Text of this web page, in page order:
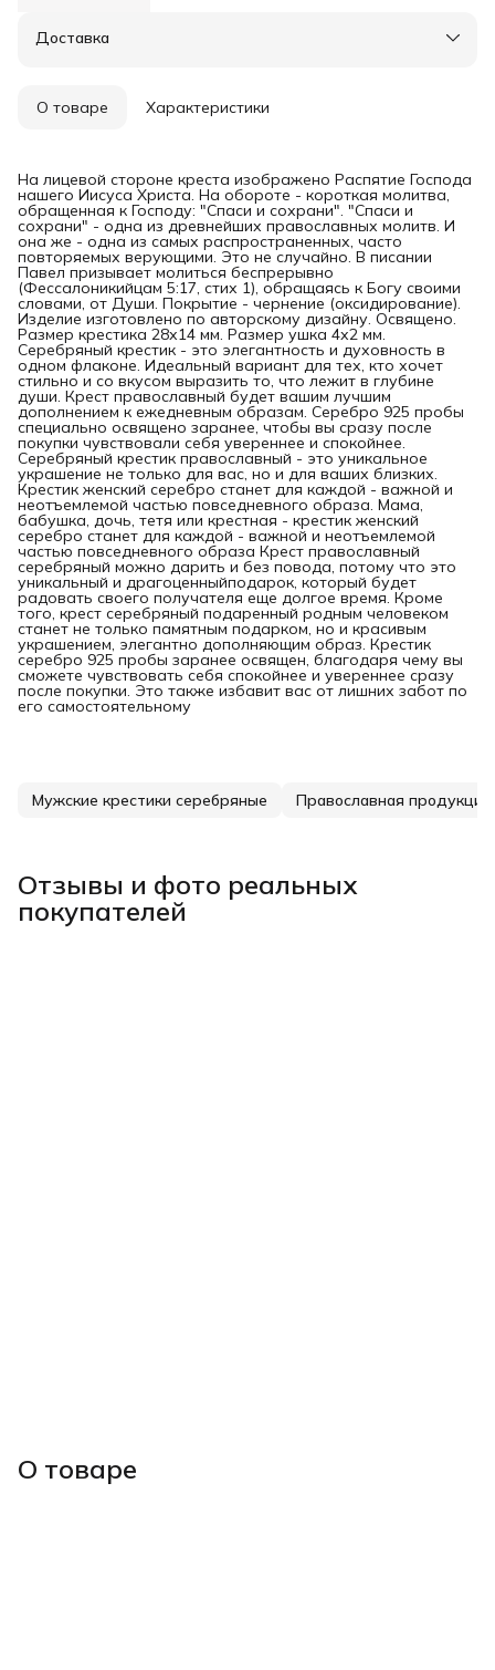
Доставка
О товаре Характеристики
На лицевой стороне креста изображено Распятие Господа
нашего Иисуса Христа. На обороте - короткая молитва,
обращенная к Господу: "Спаси и сохрани". "Спаси и
сохрани" - одна из древнейших православных молитв. И
она же - одна из самых распространенных, часто
повторяемых верующими. Это не случайно. В писании
Павел призывает молиться беспрерывно
(Фессалоникийцам 5:17, стих 1), обращаясь к Богу своими
словами, от Души. Покрытие - чернение (оксидирование).
Изделие изготовлено по авторскому дизайну. Освящено.
Размер крестика 28х14 мм. Размер ушка 4х2 мм.
Серебряный крестик - это элегантность и духовность в
одном флаконе. Идеальный вариант для тех, кто хочет
стильно и со вкусом выразить то, что лежит в глубине
души. Крест православный будет вашим лучшим
дополнением к ежедневным образам. Серебро 925 пробы
специально освящено заранее, чтобы вы сразу после
покупки чувствовали себя увереннее и спокойнее.
Серебряный крестик православный - это уникальное
украшение не только для вас, но и для ваших близких.
Крестик женский серебро станет для каждой - важной и
неотъемлемой частью повседневного образа. Мама,
бабушка, дочь, тетя или крестная - крестик женский
серебро станет для каждой - важной и неотъемлемой
частью повседневного образа Крест православный
серебряный можно дарить и без повода, потому что это
уникальный и драгоценныйподарок, который будет
радовать своего получателя еще долгое время. Кроме
того, крест серебряный подаренный родным человеком
станет не только памятным подарком, но и красивым
украшением, элегантно дополняющим образ. Крестик
серебро 925 пробы заранее освящен, благодаря чему вы
сможете чувствовать себя спокойнее и увереннее сразу
после покупки. Это также избавит вас от лишних забот по
его самостоятельному
Мужские крестики серебряные Православная продукция
Отзывы и фото реальных
покупателей
О товаре